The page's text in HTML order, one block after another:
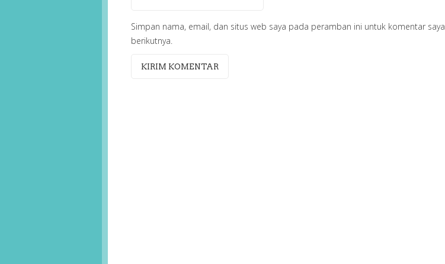
Simpan nama, email, dan situs web saya pada peramban ini untuk komentar saya
berikutnya.